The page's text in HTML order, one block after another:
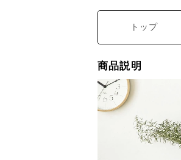
トップ
商品説明